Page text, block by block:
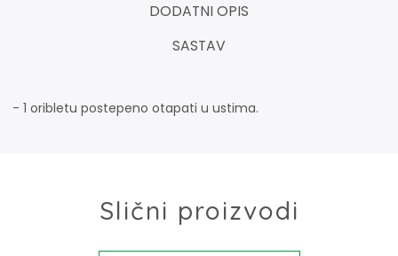
DODATNI OPIS
SASTAV
- 1 oribletu postepeno otapati u ustima.
Slični proizvodi